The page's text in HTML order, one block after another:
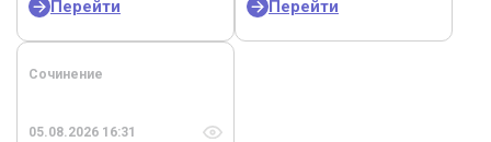
Перейти Перейти
Сочинение
05.08.2026 16:31